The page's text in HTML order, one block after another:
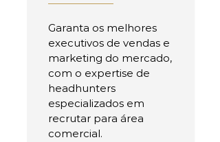
Garanta os melhores
executivos de vendas e
marketing do mercado,
com o expertise de
headhunters
especializados em
recrutar para área
comercial.